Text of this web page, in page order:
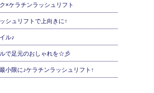
×ケラチンラッシュリフト
シュリフトで上向きに↑
ル♪
で足元のおしゃれを☆彡
小限に♪ケラチンラッシュリフト↑